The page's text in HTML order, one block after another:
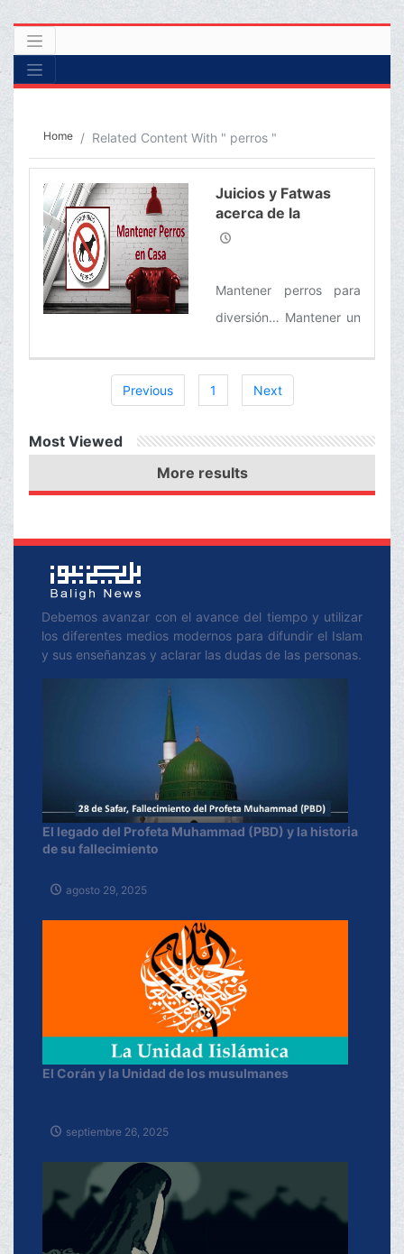
Home Related Content With " perros "
Juicios y Fatwas
acerca de la
Impureza del Perro,
Mantener perros para
diversión… Mantener un
Condiciones y reglas
acerca de la caza con
Previous 1 Next
Most Viewed
More results
Debemos avanzar con el avance del tiempo y utilizar
los diferentes medios modernos para difundir el Islam
y sus enseñanzas y aclarar las dudas de las personas.
El legado del Profeta Muhammad (PBD) y la historia
de su fallecimiento
agosto 29, 2025
El Corán y la Unidad de los musulmanes
septiembre 26, 2025